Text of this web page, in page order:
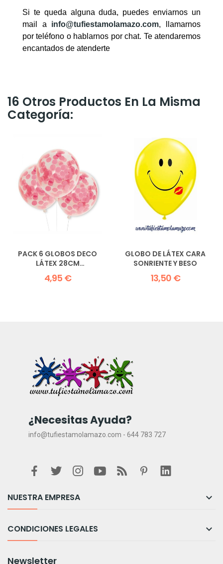
Si te queda alguna duda, puedes enviarnos un
mail a info@tufiestamolamazo.com, llamarnos
por teléfono o hablarnos por chat. Te atendaremos
encantados de atenderte
16 Otros Productos En La Misma
Categoría:
PACK 6 GLOBOS DECO
LÁTEX 28CM
TRANSPARENTES CON...
4,95 €
GLOBO DE LÁTEX CARA
SONRIENTE Y BESO
13,50 €
¿Necesitas Ayuda?
info@tufiestamolamazo.com - 644 783 727
NUESTRA EMPRESA 
CONDICIONES LEGALES 
Newsletter